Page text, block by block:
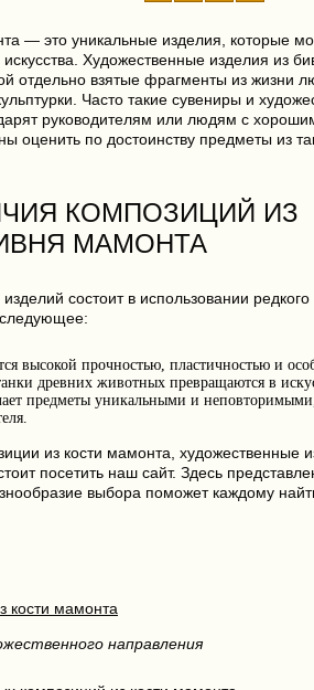
— это уникальные изделия, которые
Художественные изделия из
отдельно взятые фрагменты из жизни
Часто такие сувениры и
руководителям или людям с
оценить по достоинству предметы из
КОМПОЗИЦИЙ ИЗ
МАМОНТА
изделий состоит в использовании
следующее:
высокой прочностью, пластичностью и
древних животных превращаются в
предметы уникальными и
из кости мамонта, художественные
посетить наш сайт. Здесь
выбора поможет каждому
кости мамонта
направления